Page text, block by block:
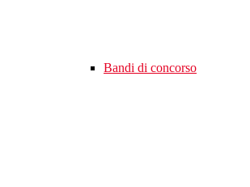
Bandi di concorso